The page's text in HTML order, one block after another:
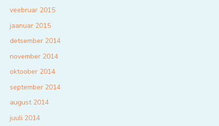
veebruar 2015
jaanuar 2015
detsember 2014
november 2014
oktoober 2014
september 2014
august 2014
juuli 2014